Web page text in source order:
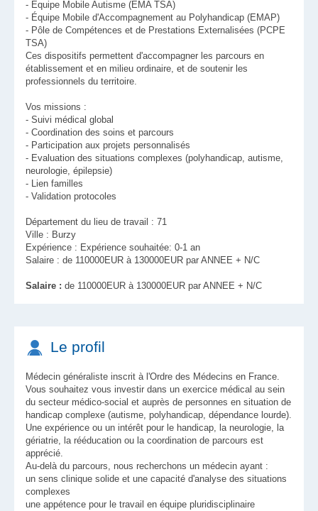
- Équipe Mobile Autisme (EMA TSA)
- Équipe Mobile d'Accompagnement au Polyhandicap (EMAP)
- Pôle de Compétences et de Prestations Externalisées (PCPE
TSA)
Ces dispositifs permettent d'accompagner les parcours en
établissement et en milieu ordinaire, et de soutenir les
professionnels du territoire.
Vos missions :
- Suivi médical global
- Coordination des soins et parcours
- Participation aux projets personnalisés
- Evaluation des situations complexes (polyhandicap, autisme,
neurologie, épilepsie)
- Lien familles
- Validation protocoles
Département du lieu de travail : 71
Ville : Burzy
Expérience : Expérience souhaitée: 0-1 an
Salaire : de 110000EUR à 130000EUR par ANNEE + N/C
Salaire : de 110000EUR à 130000EUR par ANNEE + N/C
Le profil
Médecin généraliste inscrit à l'Ordre des Médecins en France.
Vous souhaitez vous investir dans un exercice médical au sein
du secteur médico-social et auprès de personnes en situation de
handicap complexe (autisme, polyhandicap, dépendance lourde).
Une expérience ou un intérêt pour le handicap, la neurologie, la
gériatrie, la rééducation ou la coordination de parcours est
apprécié.
Au-delà du parcours, nous recherchons un médecin ayant :
un sens clinique solide et une capacité d'analyse des situations
complexes
une appétence pour le travail en équipe pluridisciplinaire